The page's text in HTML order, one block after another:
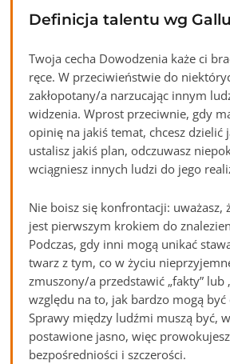
Definicja talentu wg
Twoja cecha Dowodzenia każe ci
ręce. W przeciwieństwie do
zakłopotany/a narzucając innym
widzenia. Wprost przeciwnie, gdy
opinię na jakiś temat, chcesz dzielić
ustalisz jakiś plan, odczuwasz
wciągniesz innych ludzi do jego
Nie boisz się konfrontacji: uważasz,
jest pierwszym krokiem do
Podczas, gdy inni mogą unikać
twarz z tym, co w życiu
zmuszony/a przedstawić „fakty” lub
względu na to, jak bardzo mogą być
Sprawy między ludźmi muszą być,
postawione jasno, więc
bezpośredniości i szczerości.